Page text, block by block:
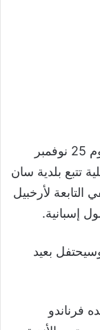
يوم 25 نوفمبر
تتبع بلدية سان
التابعة لأرخبيل
إسبانية.
23 عامًا، وسيحتفل بعيد
فرناندو